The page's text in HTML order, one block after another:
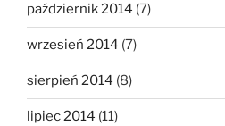
październik 2014 (7)
wrzesień 2014 (7)
sierpień 2014 (8)
lipiec 2014 (11)